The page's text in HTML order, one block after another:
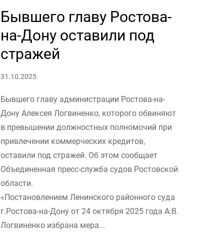
Бывшего главу Ростова-
на-Дону оставили под
стражей
31.10.2025
Бывшего главу администрации Ростова-на-
Дону Алексея Логвиненко, которого обвиняют
в превышении должностных полномочий при
привлечении коммерческих кредитов,
оставили под стражей. Об этом сообщает
Объединенная пресс-служба судов Ростовской
области.
«Постановлением Ленинского районного суда
г.Ростова-на-Дону от 24 октября 2025 года А.В.
Логвиненко избрана мера...